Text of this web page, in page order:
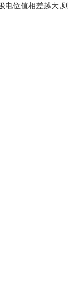
电位值相差越大,则